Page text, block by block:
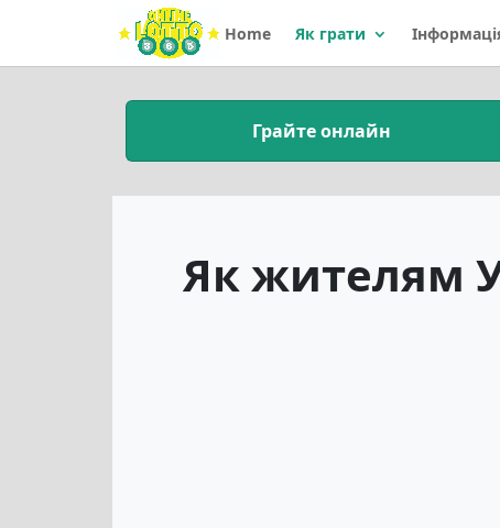
Home Як грати
Грайте онлайн
Як жителям